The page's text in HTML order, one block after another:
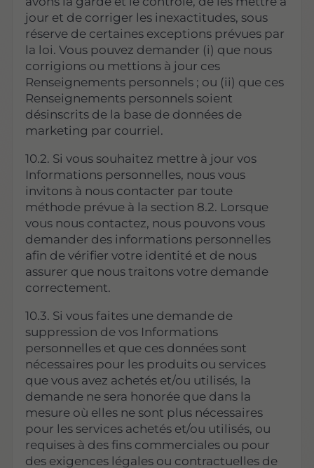
jour et de corriger les inexactitudes, sous
réserve de certaines exceptions prévues par
la loi. Vous pouvez demander (i) que nous
corrigions ou mettions à jour ces
Renseignements personnels ; ou (ii) que ces
Renseignements personnels soient
désinscrits de la base de données de
marketing par courriel.
10.2. Si vous souhaitez mettre à jour vos
Informations personnelles, nous vous
invitons à nous contacter par toute
méthode prévue à la section 8.2. Lorsque
vous nous contactez, nous pouvons vous
demander des informations personnelles
afin de vérifier votre identité et de nous
assurer que nous traitons votre demande
correctement.
10.3. Si vous faites une demande de
suppression de vos Informations
personnelles et que ces données sont
nécessaires pour les produits ou services
que vous avez achetés et/ou utilisés, la
demande ne sera honorée que dans la
mesure où elles ne sont plus nécessaires
pour les services achetés et/ou utilisés, ou
requises à des fins commerciales ou pour
des exigences légales ou contractuelles de